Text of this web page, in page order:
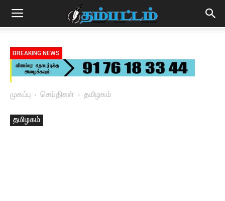
BREAKING NEWS
முகப்பு செய்திகள் தமிழகம்
தமிழகம்